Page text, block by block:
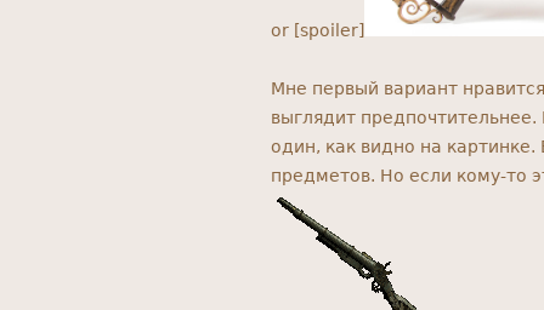
or [spoiler]
Мне первый вариант
выглядит
один, как видно на
предметов. Но если кому-то